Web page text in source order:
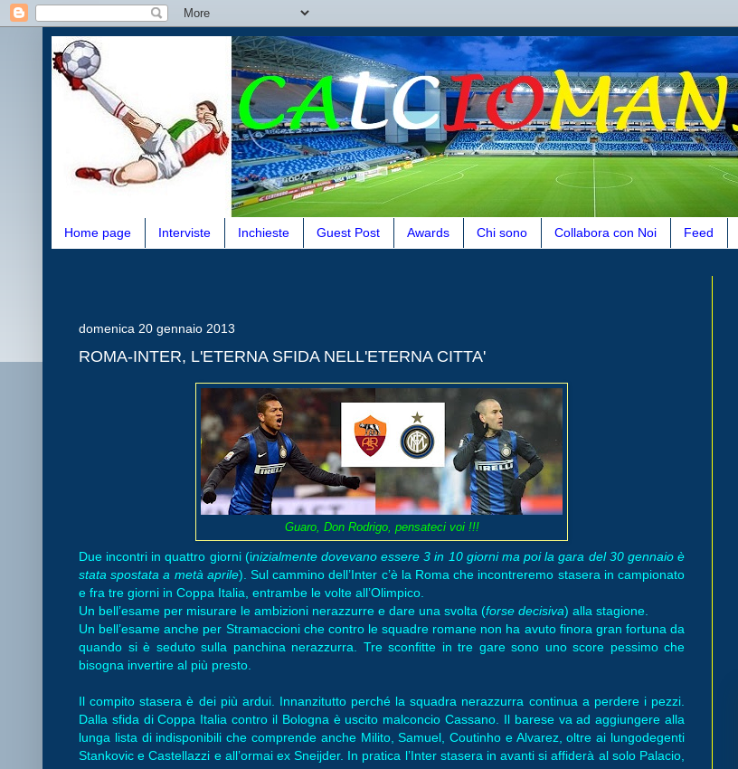
Home page Interviste Inchieste Guest Post Awards Chi sono Collabora con Noi Feed
domenica 20 gennaio 2013
ROMA-INTER, L'ETERNA SFIDA NELL'ETERNA CITTA'
Guaro, Don Rodrigo, pensateci voi !!!
Due incontri in quattro giorni (inizialmente dovevano essere 3 in 10 giorni ma poi la gara del 30 gennaio è
stata spostata a metà aprile). Sul cammino dell’Inter c’è la Roma che incontreremo stasera in campionato
e fra tre giorni in Coppa Italia, entrambe le volte all’Olimpico.
Un bell’esame per misurare le ambizioni nerazzurre e dare una svolta (forse decisiva) alla stagione.
Un bell’esame anche per Stramaccioni che contro le squadre romane non ha avuto finora gran fortuna da
quando si è seduto sulla panchina nerazzurra. Tre sconfitte in tre gare sono uno score pessimo che
bisogna invertire al più presto.
Il compito stasera è dei più ardui. Innanzitutto perché la squadra nerazzurra continua a perdere i pezzi.
Dalla sfida di Coppa Italia contro il Bologna è uscito malconcio Cassano. Il barese va ad aggiungere alla
lunga lista di indisponibili che comprende anche Milito, Samuel, Coutinho e Alvarez, oltre ai lungodegenti
Stankovic e Castellazzi e all’ormai ex Sneijder. In pratica l’Inter stasera in avanti si affiderà al solo Palacio,